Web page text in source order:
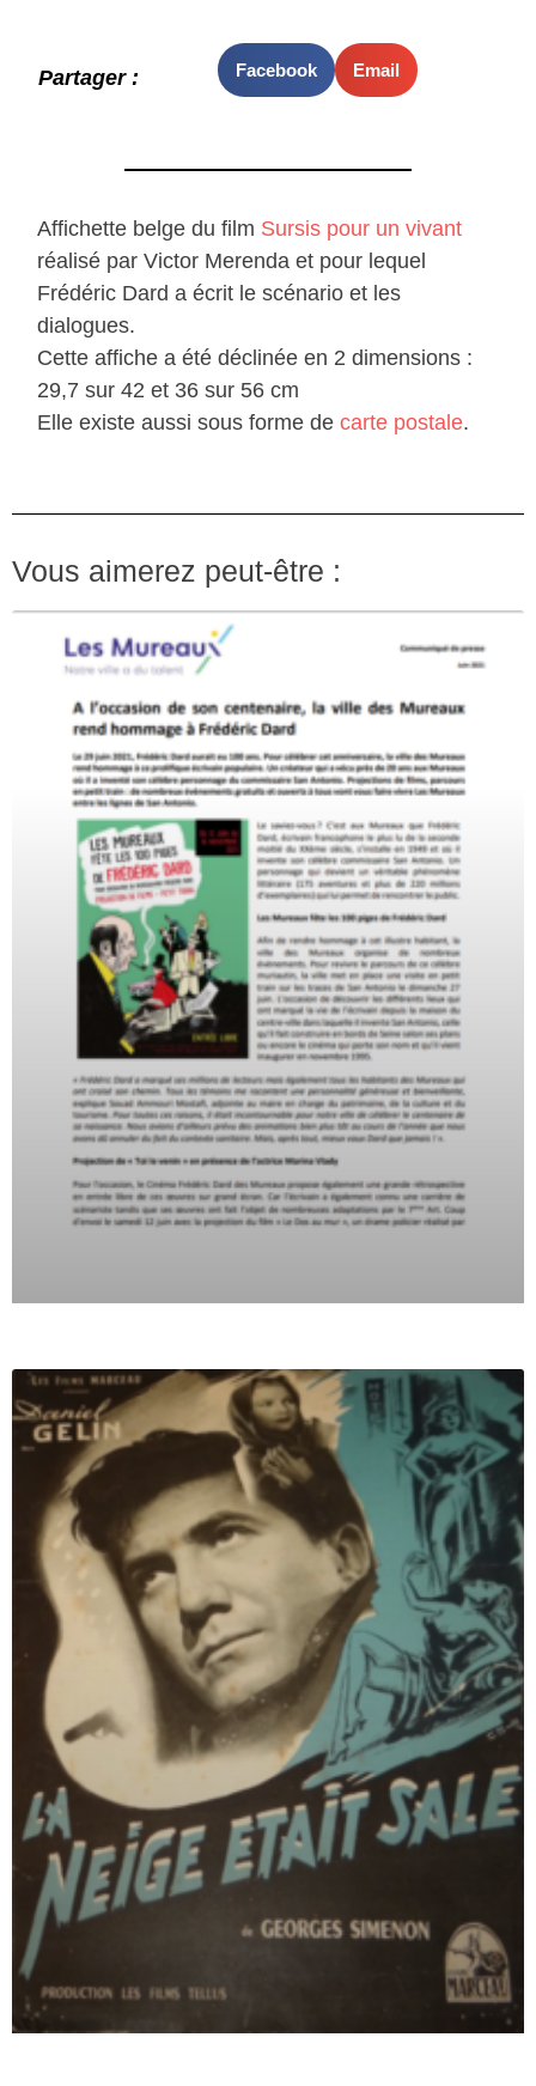
Partager : Facebook Email
Affichette belge du film Sursis pour un vivant
réalisé par Victor Merenda et pour lequel
Frédéric Dard a écrit le scénario et les
dialogues.
Cette affiche a été déclinée en 2 dimensions :
29,7 sur 42 et 36 sur 56 cm
Elle existe aussi sous forme decarte postale.
Vous aimerez peut-être :